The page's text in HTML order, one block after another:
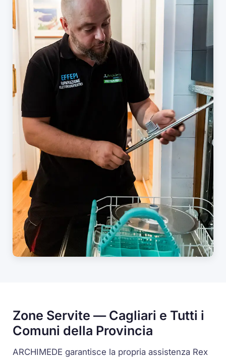
Zone Servite — Cagliari e Tutti i
Comuni della Provincia
ARCHIMEDE garantisce la propria assistenza Rex